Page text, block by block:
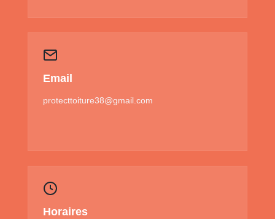
Email
protecttoiture38@gmail.com
Horaires